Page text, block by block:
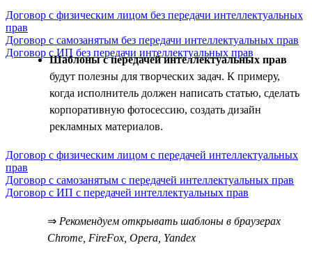
Договор с физическим лицом без передачи интеллектуальных
прав
Договор с самозанятым без передачи интеллектуальных прав
Договор с ИП без передачи интеллектуальных прав
Шаблоны с передачей интеллектуальных прав
будут полезны для творческих задач. К примеру,
когда исполнитель должен написать статью, сделать
корпоративную фотосессию, создать дизайн
рекламных материалов.
Договор с физическим лицом с передачей интеллектуальных
прав
Договор с самозанятым с передачей интеллектуальных прав
Договор с ИП с передачей интеллектуальных прав
⇒ Рекомендуем открывать шаблоны в браузерах
Chrome, FireFox, Opera, Yandex